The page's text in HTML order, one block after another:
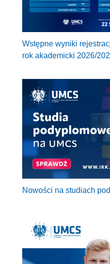
Wstępne wyniki
rok akademicki 2026/
Nowości na studiach